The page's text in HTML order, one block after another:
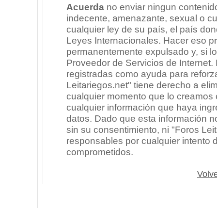
Acuerdano enviar ningun
indecente, amenazante, sexual o
cualquier ley de su país, el país
Leyes Internacionales. Hacer eso
permanentemente expulsado y, si
Proveedor de Servicios de
registradas como ayuda para
Leitariegos.net" tiene derecho a
cualquier momento que lo
cualquier información que haya
datos. Dado que esta información
sin su consentimiento, ni "Foros
responsables por cualquier intento
comprometidos.